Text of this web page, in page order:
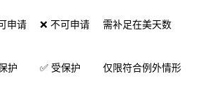
申请 ❌ 不可申请 需补足在美天数
护 ✅ 受保护 仅限符合例外情形